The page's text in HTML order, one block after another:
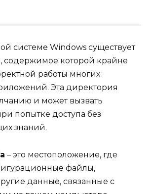
системе Windows существует
содержимое которой крайне
работы многих
Эта директория
и может вызвать
попытке доступа без
знаний.
– это местоположение, где
файлы,
данные, связанные с